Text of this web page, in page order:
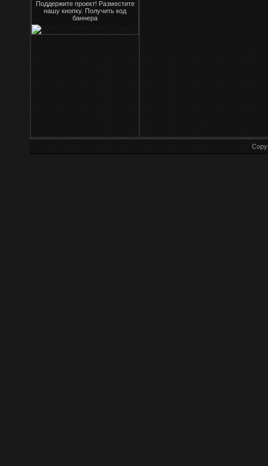
Поддержите проект! Разместите
нашу кнопку. Получить код
баннера